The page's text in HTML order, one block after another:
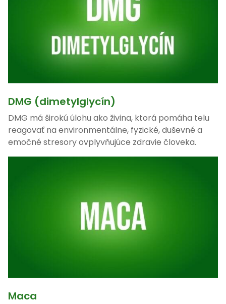
DMG (dimetylglycín)
DMG má širokú úlohu ako živina, ktorá pomáha telu
reagovať na environmentálne, fyzické, duševné a
emočné stresory ovplyvňujúce zdravie človeka.
Maca